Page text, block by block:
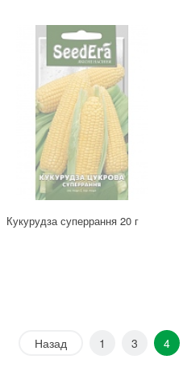
Кукурудза суперрання 20 г
Назад 1 3 4